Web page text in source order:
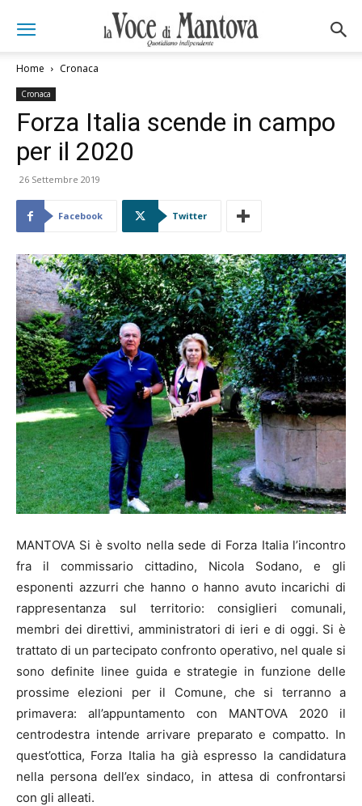
Home Cronaca
Cronaca
Forza Italia scende in campo
per il 2020
26 Settembre 2019
Facebook Twitter
MANTOVA Si è svolto nella sede di Forza Italia l’incontro
fra il commissario cittadino, Nicola Sodano, e gli
esponenti azzurri che hanno o hanno avuto incarichi di
rappresentanza sul territorio: consiglieri comunali,
membri dei direttivi, amministratori di ieri e di oggi. Si è
trattato di un partecipato confronto operativo, nel quale si
sono definite linee guida e strategie in funzione delle
prossime elezioni per il Comune, che si terranno a
primavera: all’appuntamento con MANTOVA 2020 il
centrodestra intende arrivare preparato e compatto. In
quest’ottica, Forza Italia ha già espresso la candidatura
nella persona dell’ex sindaco, in attesa di confrontarsi
con gli alleati.